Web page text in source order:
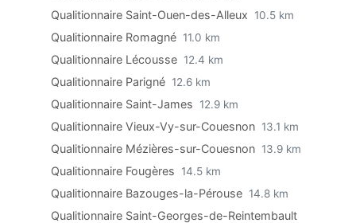
Qualitionnaire Saint-Ouen-des-Alleux 10.5 km
Qualitionnaire Romagné 11.0 km
Qualitionnaire Lécousse 12.4 km
Qualitionnaire Parigné 12.6 km
Qualitionnaire Saint-James 12.9 km
Qualitionnaire Vieux-Vy-sur-Couesnon 13.1 km
Qualitionnaire Mézières-sur-Couesnon 13.9 km
Qualitionnaire Fougères 14.5 km
Qualitionnaire Bazouges-la-Pérouse 14.8 km
Qualitionnaire Saint-Georges-de-Reintembault